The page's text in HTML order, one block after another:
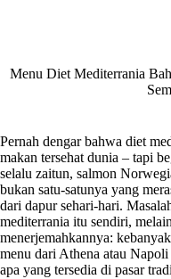
Menu Diet Mediterrania
Pernah dengar bahwa diet
makan tersehat dunia – tapi
selalu zaitun, salmon
bukan satu-satunya yang
dari dapur sehari-hari.
mediterrania itu sendiri,
menerjemahkannya:
menu dari Athena atau
apa yang tersedia di pasar